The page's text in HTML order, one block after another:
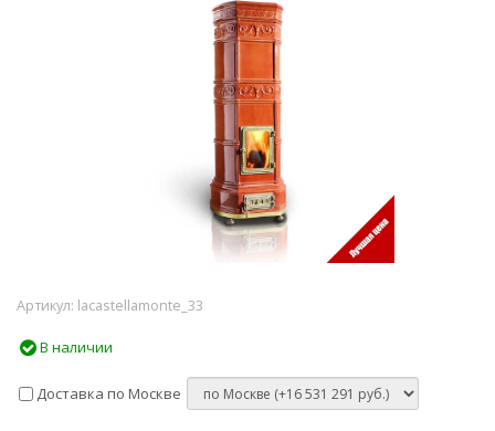
Артикул: lacastellamonte_33
В наличии
Доставка по Москве